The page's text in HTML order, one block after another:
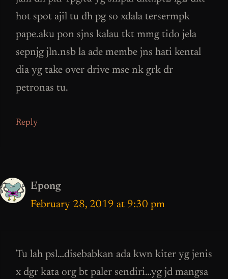
hot spot ajil tu dh pg so xdala tersermpk
pape.aku pon sjns kalau tkt mmg tido jela
sepnjg jln.nsb la ade membe jns hati kental
dia yg take over drive mse nk grk dr
petronas tu.
Reply
Epong
February 28, 2019 at 9:30 pm
Tu lah psl…disebabkan ada kwn kiter yg jenis
x dgr kata org bt paler sendiri…yg jd mangsa